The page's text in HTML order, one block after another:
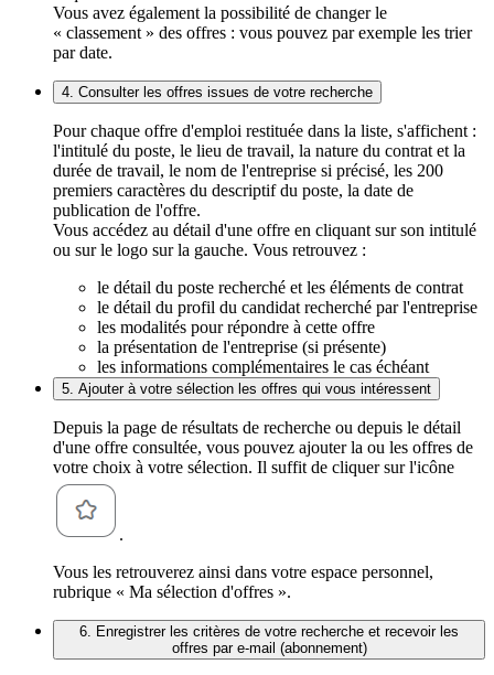
Vous avez également la possibilité de changer le
« classement » des offres : vous pouvez par exemple les trier
par date.
4. Consulter les offres issues de votre recherche
Pour chaque offre d'emploi restituée dans la liste, s'affichent :
l'intitulé du poste, le lieu de travail, la nature du contrat et la
durée de travail, le nom de l'entreprise si précisé, les 200
premiers caractères du descriptif du poste, la date de
publication de l'offre.
Vous accédez au détail d'une offre en cliquant sur son intitulé
ou sur le logo sur la gauche. Vous retrouvez :
le détail du poste recherché et les éléments de contrat
le détail du profil du candidat recherché par l'entreprise
les modalités pour répondre à cette offre
la présentation de l'entreprise (si présente)
les informations complémentaires le cas échéant
5. Ajouter à votre sélection les offres qui vous intéressent
Depuis la page de résultats de recherche ou depuis le détail
d'une offre consultée, vous pouvez ajouter la ou les offres de
votre choix à votre sélection. Il suffit de cliquer sur l'icône
.
Vous les retrouverez ainsi dans votre espace personnel,
rubrique « Ma sélection d'offres ».
6. Enregistrer les critères de votre recherche et recevoir les
offres par e-mail (abonnement)